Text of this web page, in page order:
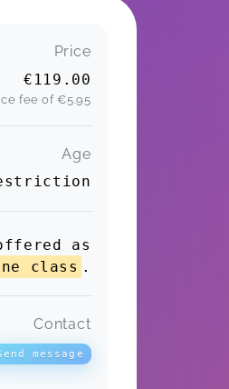
Price
€119.00
fee of€5.95
Age
as
class .
Contact
message